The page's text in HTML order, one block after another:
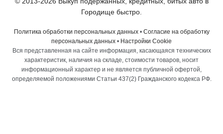
Городище быстро.
Политика обработки персональных данных• Согласие на обработку
персональных данных • Настройки Cookie
Вся представленная на сайте информация, касающаяся технических
характеристик, наличия на складе, стоимости товаров, носит
информационный характер и не является публичной офертой,
определяемой положениями Статьи 437(2) Гражданского кодекса РФ.